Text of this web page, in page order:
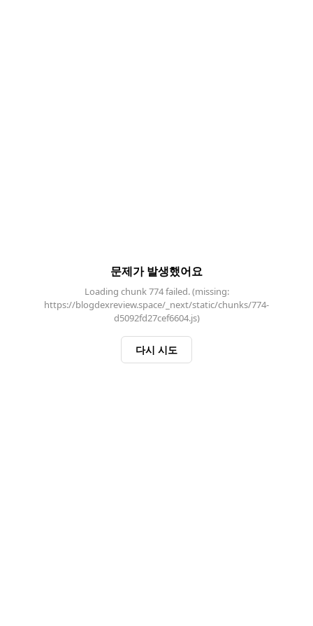
문제가 발생했어요
Loading chunk 774 failed. (missing:
https://blogdexreview.space/_next/static/chunks/774-
d5092fd27cef6604.js)
다시 시도